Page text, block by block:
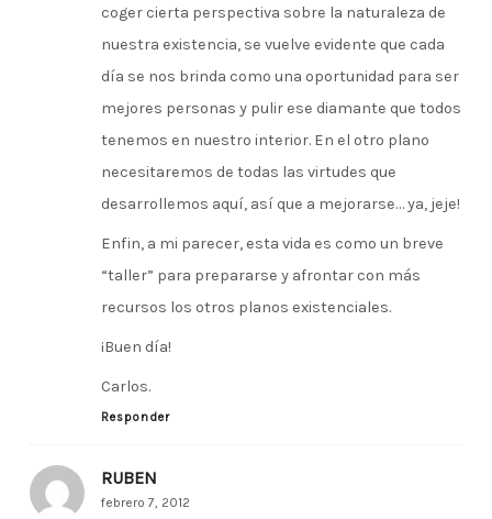
coger cierta perspectiva sobre la naturaleza de
nuestra existencia, se vuelve evidente que cada
día se nos brinda como una oportunidad para ser
mejores personas y pulir ese diamante que todos
tenemos en nuestro interior. En el otro plano
necesitaremos de todas las virtudes que
desarrollemos aquí, así que a mejorarse… ya, jeje!
Enfin, a mi parecer, esta vida es como un breve
“taller” para prepararse y afrontar con más
recursos los otros planos existenciales.
¡Buen día!
Carlos.
Responder
RUBEN
febrero 7, 2012